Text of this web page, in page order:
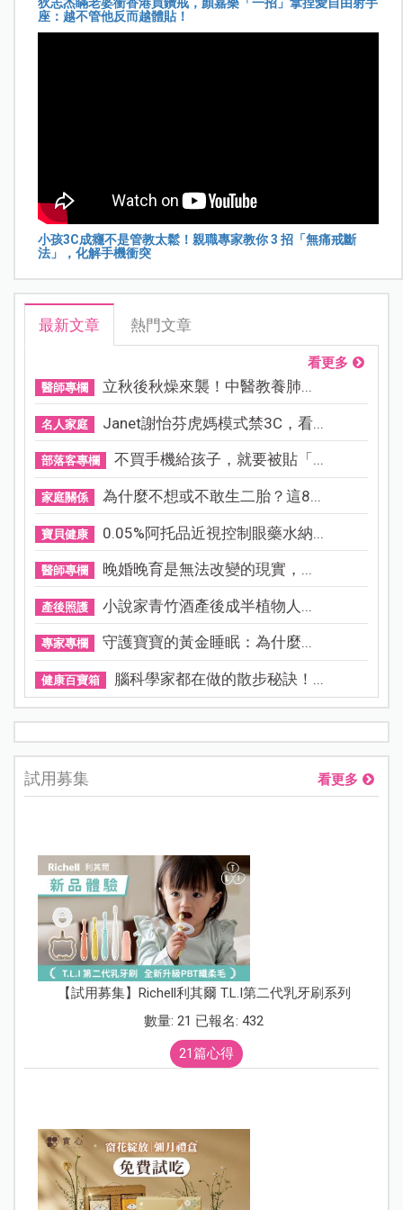
座：越不管他反而越體貼！
小孩3C成癮不是管教太鬆！親職專家教你 3 招「無痛戒斷
法」，化解手機衝突
最新文章 熱門文章
看更多
醫師專欄 立秋後秋燥來襲！中醫教養肺...
名人家庭 Janet謝怡芬虎媽模式禁3C，看...
部落客專欄 不買手機給孩子，就要被貼「...
家庭關係 為什麼不想或不敢生二胎？這8...
寶貝健康 0.05%阿托品近視控制眼藥水納...
醫師專欄 晚婚晚育是無法改變的現實，...
產後照護 小說家青竹酒產後成半植物人...
專家專欄 守護寶寶的黃金睡眠：為什麼...
健康百寶箱 腦科學家都在做的散步秘訣！...
試用募集 看更多
【試用募集】Richell利其爾 T.L.I第二代乳牙刷系列
數量: 21 已報名: 432
21篇心得